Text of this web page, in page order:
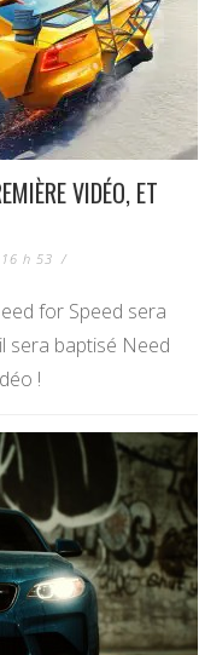
VIDÉO, ET
h 53 /
for Speed sera
sera baptisé Need
!